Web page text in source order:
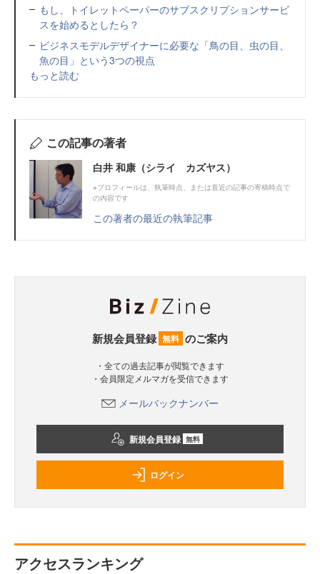
もし、トイレットペーパーのサブスクリプションサービ
スを始めるとしたら？
ビジネスモデルデザイナーに必要な「鳥の目、虫の目、
魚の目」という3つの視点
もっと読む
この記事の著者
白井 和康（シライ カズヤス）
※プロフィールは、執筆時点、または直近の記事の寄稿時点で
の内容です
この著者の最近の執筆記事
新規会員登録 無料 のご案内
・全ての過去記事が閲覧できます
・会員限定メルマガを受信できます
メールバックナンバー
新規会員登録 無料
ログイン
アクセスランキング